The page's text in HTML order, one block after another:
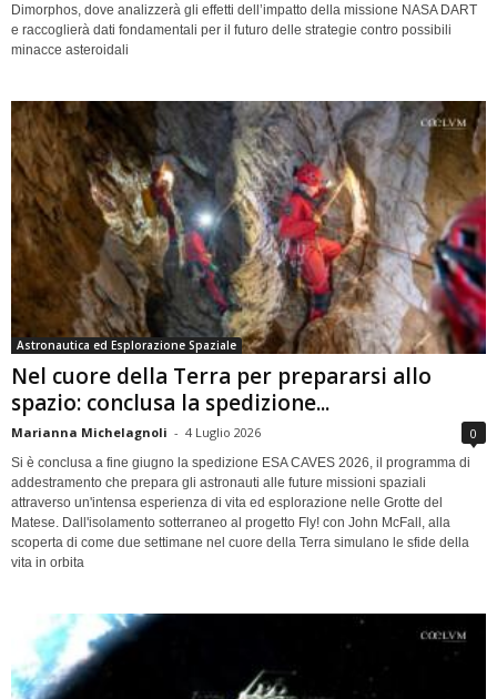
Dimorphos, dove analizzerà gli effetti dell’impatto della missione NASA DART
e raccoglierà dati fondamentali per il futuro delle strategie contro possibili
minacce asteroidali
Astronautica ed Esplorazione Spaziale
Nel cuore della Terra per prepararsi allo
spazio: conclusa la spedizione...
Marianna Michelagnoli - 4 Luglio 2026 0
Si è conclusa a fine giugno la spedizione ESA CAVES 2026, il programma di
addestramento che prepara gli astronauti alle future missioni spaziali
attraverso un'intensa esperienza di vita ed esplorazione nelle Grotte del
Matese. Dall'isolamento sotterraneo al progetto Fly! con John McFall, alla
scoperta di come due settimane nel cuore della Terra simulano le sfide della
vita in orbita